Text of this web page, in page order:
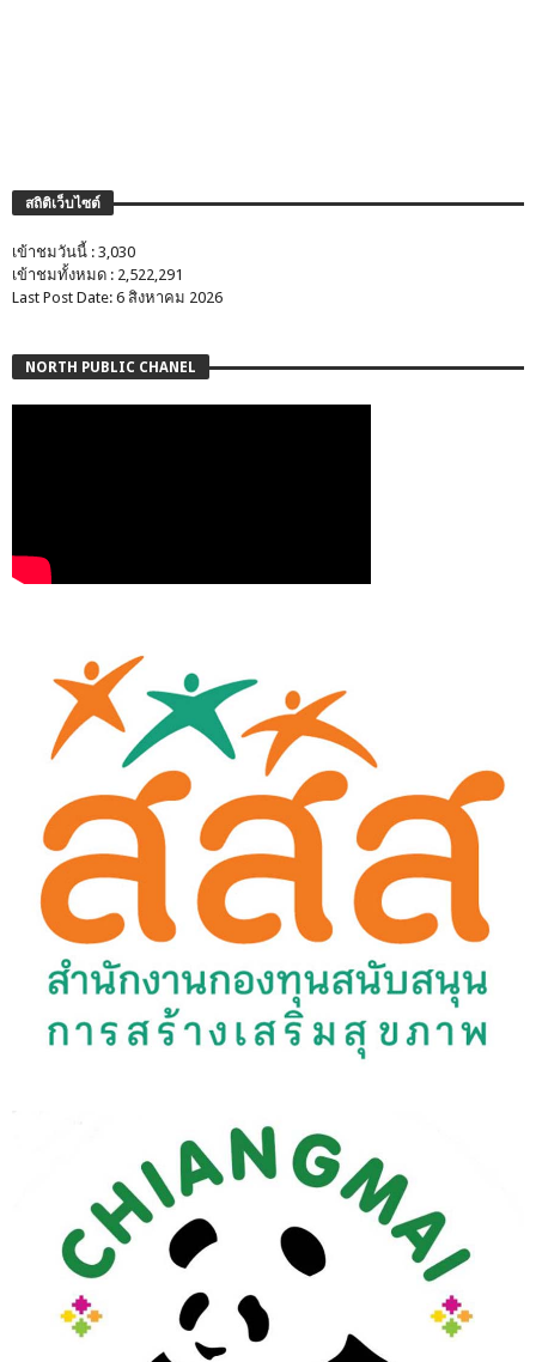
สถิติเว็บไซต์
เข้าชมวันนี้ : 3,030
เข้าชมทั้งหมด : 2,522,291
Last Post Date: 6 สิงหาคม 2026
NORTH PUBLIC CHANEL